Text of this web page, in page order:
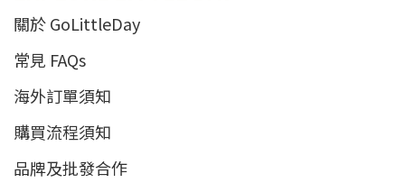
關於 GoLittleDay
常見 FAQs
海外訂單須知
購買流程須知
品牌及批發合作